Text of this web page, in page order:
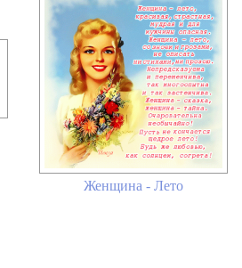
Женщина - Лето